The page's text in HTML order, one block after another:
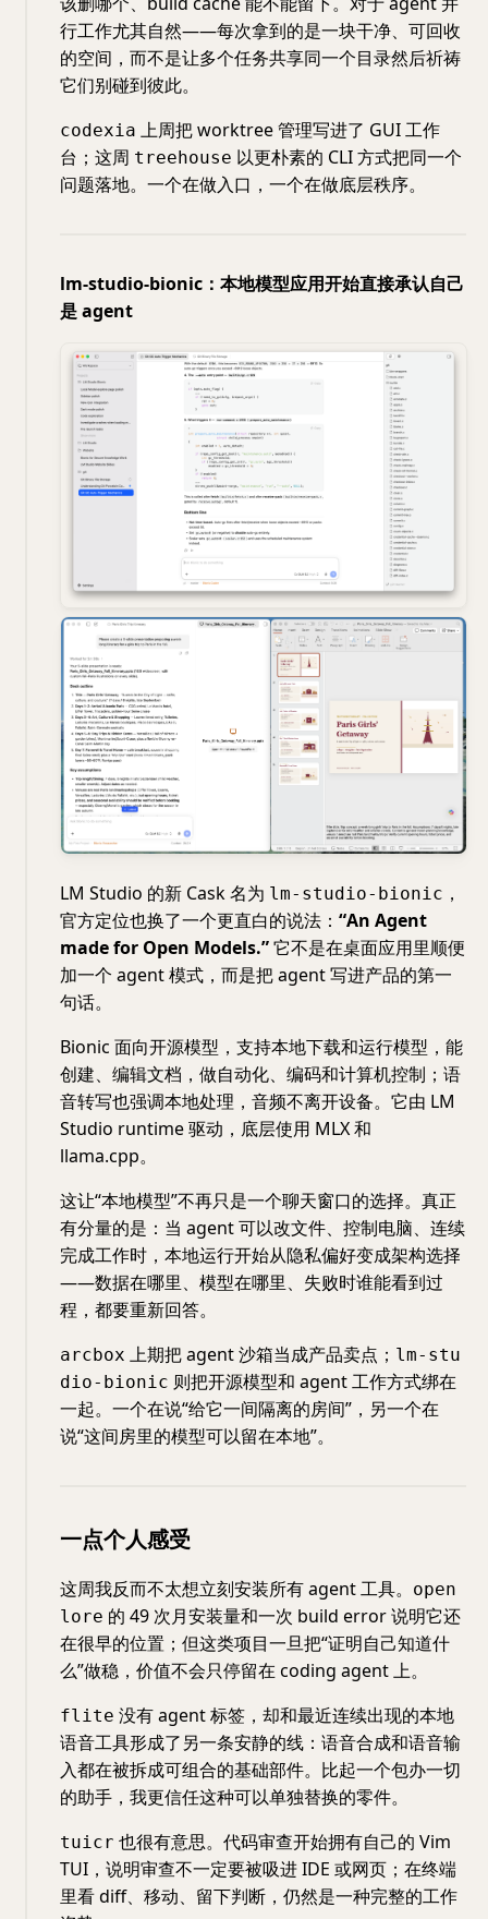
行工作尤其自然——每次拿到的是一块干净、可回收
的空间，而不是让多个任务共享同一个目录然后祈祷
它们别碰到彼此。
codexia 上周把 worktree 管理写进了 GUI 工作
台；这周 treehouse 以更朴素的 CLI 方式把同一个
问题落地。一个在做入口，一个在做底层秩序。
lm-studio-bionic：本地模型应用开始直接承认自己
是 agent
LM Studio 的新 Cask 名为 lm-studio-bionic ，
官方定位也换了一个更直白的说法： “An Agent
made for Open Models.”它不是在桌面应用里顺便
加一个 agent 模式，而是把 agent 写进产品的第一
句话。
Bionic 面向开源模型，支持本地下载和运行模型，能
创建、编辑文档，做自动化、编码和计算机控制；语
音转写也强调本地处理，音频不离开设备。它由 LM
Studio runtime 驱动，底层使用 MLX 和
llama.cpp。
这让“本地模型”不再只是一个聊天窗口的选择。真正
有分量的是：当 agent 可以改文件、控制电脑、连续
完成工作时，本地运行开始从隐私偏好变成架构选择
——数据在哪里、模型在哪里、失败时谁能看到过
程，都要重新回答。
arcbox 上期把 agent 沙箱当成产品卖点； lm-stu
dio-bionic 则把开源模型和 agent 工作方式绑在
一起。一个在说“给它一间隔离的房间”，另一个在
说“这间房里的模型可以留在本地”。
一点个人感受
这周我反而不太想立刻安装所有 agent 工具。
open
lore 的 49 次月安装量和一次 build error 说明它还
在很早的位置；但这类项目一旦把“证明自己知道什
么”做稳，价值不会只停留在 coding agent 上。
flite 没有 agent 标签，却和最近连续出现的本地
语音工具形成了另一条安静的线：语音合成和语音输
入都在被拆成可组合的基础部件。比起一个包办一切
的助手，我更信任这种可以单独替换的零件。
tuicr 也很有意思。代码审查开始拥有自己的 Vim
TUI，说明审查不一定要被吸进 IDE 或网页；在终端
里看 diff、移动、留下判断，仍然是一种完整的工作